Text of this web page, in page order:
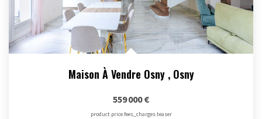
Maison À Vendre Osny , Osny
559 000 €
product.price.fees_charges.teaser